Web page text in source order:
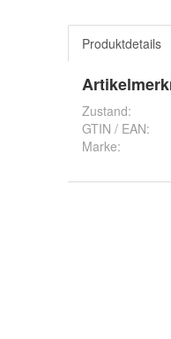
Produktdetails
Zustand:
GTIN / EAN:
Marke: